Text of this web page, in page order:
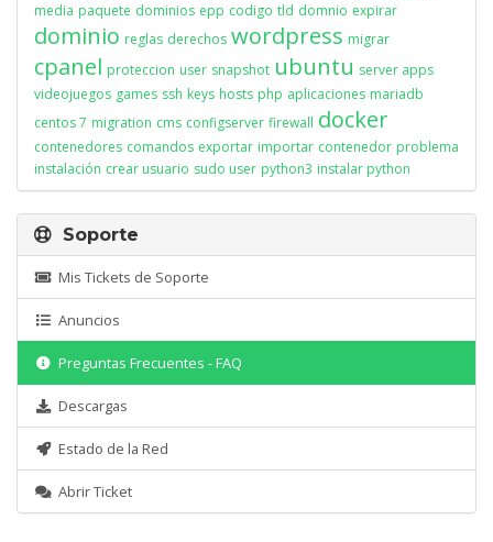
media paquete dominios epp codigo tld domnio expirar
dominio reglas derechos wordpress migrar
cpanel proteccion user snapshot ubuntu server apps
videojuegos games ssh keys hosts php aplicaciones mariadb
centos 7 migration cms configserver firewall docker
contenedores comandos exportar importar contenedor problema
instalación crear usuario sudo user python3 instalar python
Soporte
Mis Tickets de Soporte
Anuncios
Preguntas Frecuentes - FAQ
Descargas
Estado de la Red
Abrir Ticket